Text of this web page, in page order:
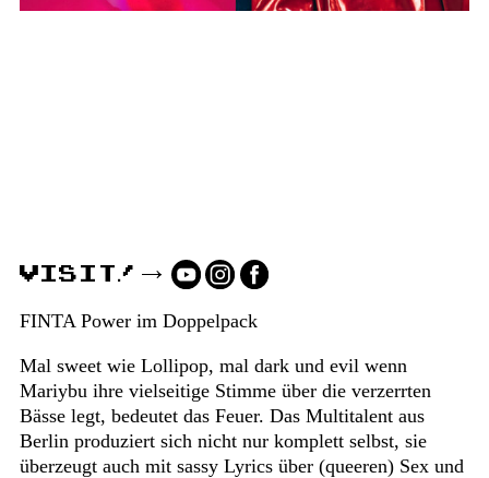
VISIT!
FINTA Power im Doppelpack
Mal sweet wie Lollipop, mal dark und evil wenn
Mariybu ihre vielseitige Stimme über die verzerrten
Bässe legt, bedeutet das Feuer. Das Multitalent aus
Berlin produziert sich nicht nur komplett selbst, sie
überzeugt auch mit sassy Lyrics über (queeren) Sex und